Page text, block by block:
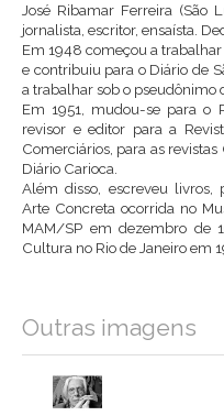
José Ribamar Ferreira (São
jornalista, escritor, ensaísta.
Em 1948 começou a
e contribuiu para o Diário de
a trabalhar sob o pseudônimo
Em 1951, mudou-se para o
revisor e editor para a
Comerciários, para as
Diário Carioca.
Além disso, escreveu livros,
Arte Concreta ocorrida no
MAM/SP em dezembro de
Cultura no Rio de Janeiro em
Outras imagens